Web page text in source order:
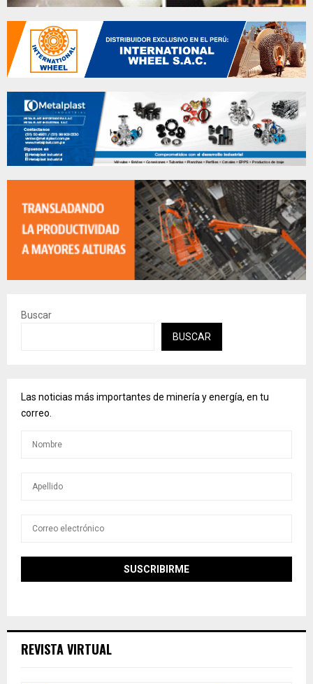
Buscar
BUSCAR
Las noticias más importantes de minería y energía, en tu
correo.
REVISTA VIRTUAL